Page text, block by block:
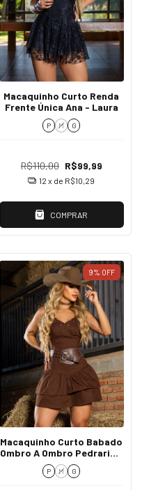
Macaquinho Curto Renda
Frente Única Ana - Laura
P M G
R$110,00 R$99,99
12 x de R$10,29
COMPRAR
9% OFF
Macaquinho Curto Babado
Ombro A Ombro Pedraria -
Viviane
P M G